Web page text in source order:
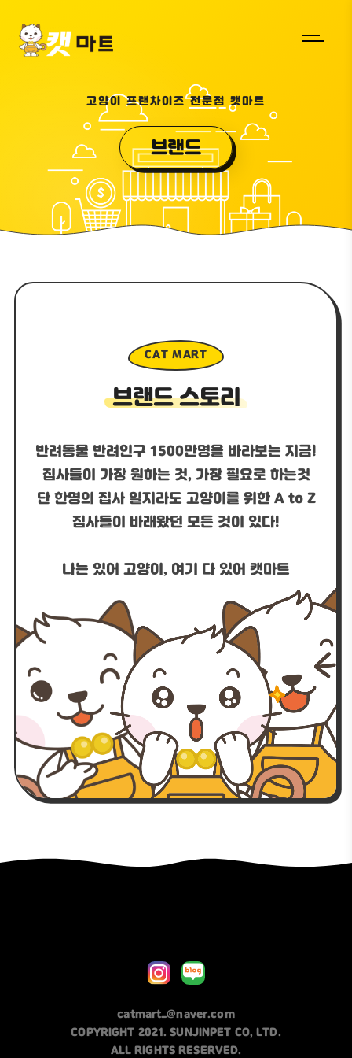
고양이 프랜차이즈 전문점 캣마트
브랜드
CAT MART
브랜드 스토리
반려동물 반려인구 1500만명을 바라보는 지금!
집사들이 가장 원하는 것, 가장 필요로 하는것
단 한명의 집사 일지라도 고양이를 위한 A to Z
집사들이 바래왔던 모든 것이 있다!
나는 있어 고양이, 여기 다 있어 캣마트
catmart_@naver.com
COPYRIGHT 2021. SUNJINPET CO, LTD.
ALL RIGHTS RESERVED.